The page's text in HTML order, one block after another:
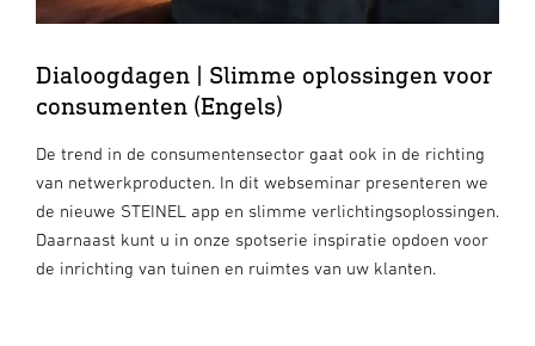
Dialoogdagen | Slimme oplossingen voor
consumenten (Engels)
De trend in de consumentensector gaat ook in de richting
van netwerkproducten. In dit webseminar presenteren we
de nieuwe STEINEL app en slimme verlichtingsoplossingen.
Daarnaast kunt u in onze spotserie inspiratie opdoen voor
de inrichting van tuinen en ruimtes van uw klanten.